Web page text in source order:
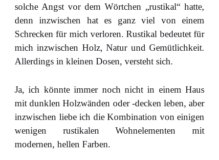
solche Angst vor dem Wörtchen „rustikal“ hatte,
denn inzwischen hat es ganz viel von einem
Schrecken für mich verloren. Rustikal bedeutet für
mich inzwischen Holz, Natur und Gemütlichkeit.
Allerdings in kleinen Dosen, versteht sich.
Ja, ich könnte immer noch nicht in einem Haus
mit dunklen Holzwänden oder -decken leben, aber
inzwischen liebe ich die Kombination von einigen
wenigen rustikalen Wohnelementen mit
modernen, hellen Farben.